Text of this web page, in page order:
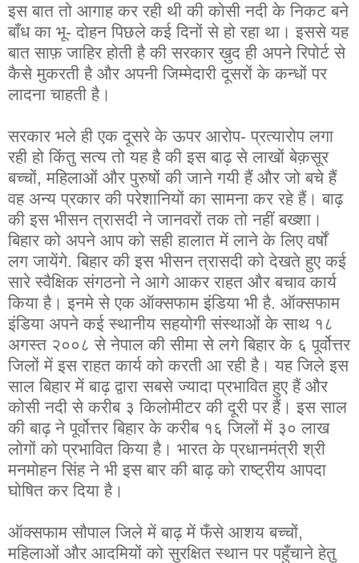
इस बात तो आगाह कर रही थी की कोसी नदी के निकट बने
बाँध का भू- दोहन पिछले कई दिनों से हो रहा था। इससे यह
बात साफ़ जाहिर होती है की सरकार ख़ुद ही अपने रिपोर्ट से
कैसे मुकरती है और अपनी जिम्मेदारी दूसरों के कन्धों पर
लादना चाहती है।
सरकार भले ही एक दूसरे के ऊपर आरोप- प्रत्यारोप लगा
रही हो किंतु सत्य तो यह है की इस बाढ़ से लाखों बेक़सूर
बच्चों, महिलाओं और पुरुषों की जाने गयी हैं और जो बचे हैं
वह अन्य प्रकार की परेशानियों का सामना कर रहे हैं। बाढ़
की इस भीसन त्रासदी ने जानवरों तक तो नहीं बख्शा।
बिहार को अपने आप को सही हालात में लाने के लिए वर्षों
लग जायेंगे. बिहार की इस भीसन त्रासदी को देखते हुए कई
सारे स्वैक्षिक संगठनो ने आगे आकर राहत और बचाव कार्य
कियाहै। इनमे से एक ऑक्सफाम इंडिया भी है. ऑक्सफाम
इंडिया अपने कई स्थानीय सहयोगी संस्थाओं के साथ १८
अगस्त २००८ से नेपाल की सीमा से लगे बिहार के ६ पूर्वोत्तर
जिलों में इस राहत कार्य को करती आ रही है। यह जिले इस
साल बिहार में बाढ़ द्वारा सबसे ज्यादा प्रभावित हुए हैं और
कोसी नदी से करीब ३ किलोमीटर की दूरी पर हैं। इस साल
की बाढ़ ने पूर्वोत्तर बिहार के करीब १६ जिलों में ३० लाख
लोगों को प्रभावित किया है। भारत के प्रधानमंत्री श्री
मनमोहन सिंह ने भी इस बार की बाढ़ को राष्ट्रीय आपदा
घोषित कर दिया है।
ऑक्सफाम सौपाल जिले में बाढ़ में फँसे आशय बच्चों,
महिलाओं और आदमियों को सुरक्षित स्थान पर पहुँचाने हेतु